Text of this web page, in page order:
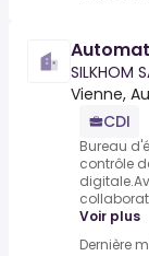
SILKHOM
Vienne,
CDI
Bureau
contrôle
Voir plus
Dernière